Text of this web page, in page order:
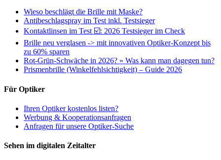
Wieso beschlägt die Brille mit Maske?
Antibeschlagspray im Test inkl. Testsieger
Kontaktlinsen im Test ☑️: 2026 Testsieger im Check
Brille neu verglasen -> mit innovativen Optiker-Konzept bis
zu 60% sparen
Rot-Grün-Schwäche in 2026? » Was kann man dagegen tun?
Prismenbrille (Winkelfehlsichtigkeit) – Guide 2026
Für Optiker
Ihren Optiker kostenlos listen?
Werbung & Kooperationsanfragen
Anfragen für unsere Optiker-Suche
Sehen im digitalen Zeitalter